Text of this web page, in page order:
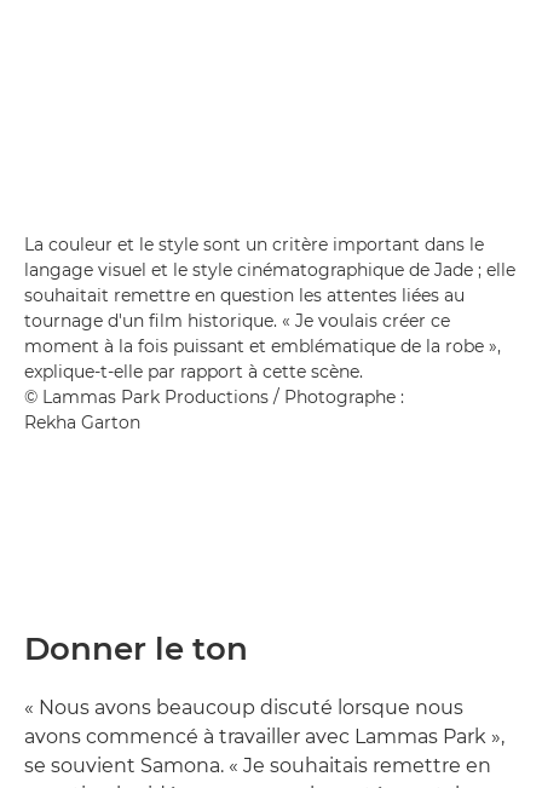
La couleur et le style sont un critère important dans le
langage visuel et le style cinématographique de Jade ; elle
souhaitait remettre en question les attentes liées au
tournage d'un film historique. « Je voulais créer ce
moment à la fois puissant et emblématique de la robe »,
explique-t-elle par rapport à cette scène.
© Lammas Park Productions / Photographe :
Rekha Garton
Donner le ton
« Nous avons beaucoup discuté lorsque nous
avons commencé à travailler avec Lammas Park »,
se souvient Samona. « Je souhaitais remettre en